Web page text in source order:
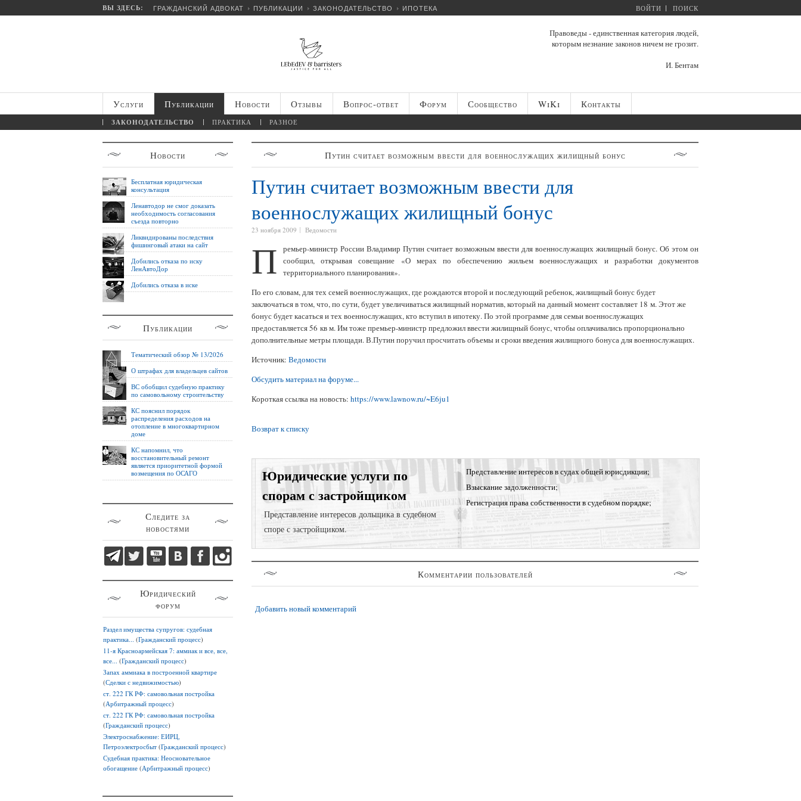
ВЫ ЗДЕСЬ: ГРАЖДАНСКИЙ АДВОКАТ ПУБЛИКАЦИИ ЗАКОНОДАТЕЛЬСТВО ИПОТЕКА ВОЙТИ ПОИСК
Правоведы - единственная категория людей,
которым незнание законов ничем не грозит.
И. Бентам
Услуги Публикации Новости Отзывы Вопрос-ответ Форум Сообщество WiKi Контакты
ЗАКОНОДАТЕЛЬСТВО ПРАКТИКА РАЗНОЕ
Путин считает возможным ввести для военнослужащих жилищный бонус
Путин считает возможным ввести для
военнослужащих жилищный бонус
23 ноября 2009 Ведомости
П
ремьер-министр России Владимир Путин считает возможным ввести для военнослужащих жилищный бонус. Об этом он
сообщил, открывая совещание «О мерах по обеспечению жильем военнослужащих и разработки документов
территориального планирования».
По его словам, для тех семей военнослужащих, где рождаются второй и последующий ребенок, жилищный бонус будет
заключаться в том, что, по сути, будет увеличиваться жилищный норматив, который на данный момент составляет 18 м. Этот же
бонус будет касаться и тех военнослужащих, кто вступил в ипотеку. По этой программе для семьи военнослужащих
предоставляется 56 кв м. Им тоже премьер-министр предложил ввести жилищный бонус, чтобы оплачивались пропорционально
дополнительные метры площади. В.Путин поручил просчитать объемы и сроки введения жилищного бонуса для военнослужащих.
Источник: Ведомости
Обсудить материал на форуме...
Короткая ссылка на новость: https://www.lawnow.ru/~E6ju1
Возврат к списку
Юридические услуги по
спорам с застройщиком
Представление интересов дольщика в судебном
споре с застройщиком.
Представление интересов в судах общей юрисдикции;
Взыскание задолженности;
Регистрация права собственности в судебном порядке;
Комментарии пользователей
Добавить новый комментарий
Новости
Бесплатная юридическая
консультация
Ленавтодор не смог доказать
необходимость согласования
съезда повторно
Ликвидированы последствия
фишинговый атаки на сайт
Добились отказа по иску
ЛенАвтоДор
Добились отказа в иске
Публикации
Тематический обзор № 13/2026
О штрафах для владельцев сайтов
ВС обобщил судебную практику
по самовольному строительству
КС пояснил порядок
распределения расходов на
отопление в многоквартирном
доме
КС напомнил, что
восстановительный ремонт
является приоритетной формой
возмещения по ОСАГО
Следите за
новостями
Юридический
форум
Раздел имущества супругов: судебная
практика... (Гражданский процесс)
11-я Красноармейская 7: аммиак и все, все,
все... (Гражданский процесс)
Запах аммиака в построенной квартире
(Сделки с недвижимостью)
ст. 222 ГК РФ: самовольная постройка
(Арбитражный процесс)
ст. 222 ГК РФ: самовольная постройка
(Гражданский процесс)
Электроснабжение: ЕИРЦ,
Петроэлектросбыт (Гражданский процесс)
Судебная практика: Неосновательное
обогащение (Арбитражный процесс)